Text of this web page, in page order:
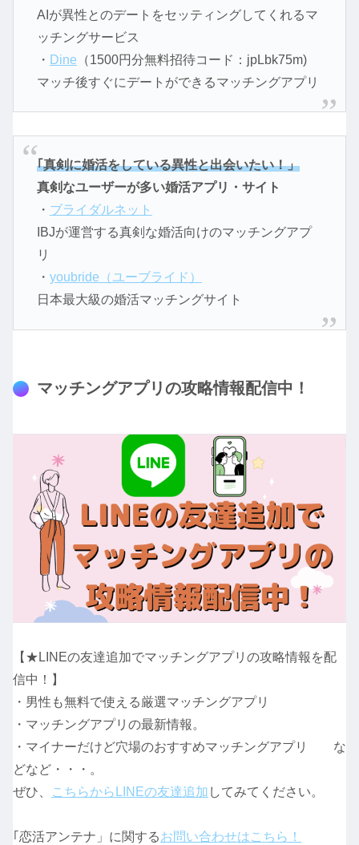
AIが異性とのデートをセッティングしてくれるマ
ッチングサービス
・ Dine （1500円分無料招待コード：jpLbk75m)
マッチ後すぐにデートができるマッチングアプリ
｢真剣に婚活をしている異性と出会いたい！」
真剣なユーザーが多い婚活アプリ・サイト
・ ブライダルネット
IBJが運営する真剣な婚活向けのマッチングアプ
リ
・ youbride（ユーブライド）
日本最大級の婚活マッチングサイト
マッチングアプリの攻略情報配信中！
【★LINEの友達追加でマッチングアプリの攻略情報を配
信中！】
・男性も無料で使える厳選マッチングアプリ
・マッチングアプリの最新情報。
・マイナーだけど穴場のおすすめマッチングアプリ な
どなど・・・。
ぜひ、
こちらからLINEの友達追加 してみてください。
｢恋活アンテナ」に関するお問い合わせはこちら！